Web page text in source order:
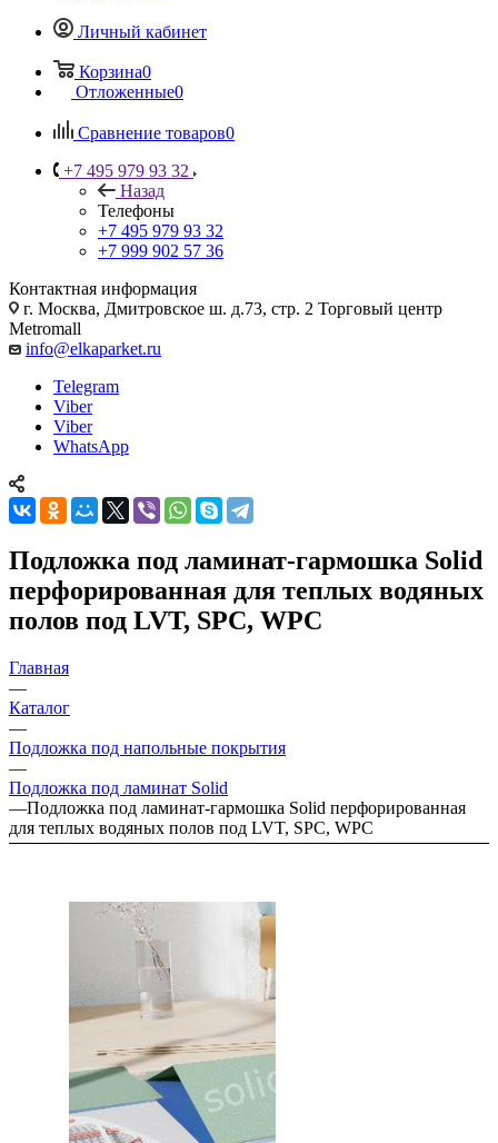
Личный кабинет
Корзина0
Отложенные0
Сравнение товаров0
+7 495 979 93 32
Назад
Телефоны
+7 495 979 93 32
+7 999 902 57 36
Контактная информация
г. Москва, Дмитровское ш. д.73, стр. 2 Торговый центр
Metromall
info@elkaparket.ru
Telegram
Viber
Viber
WhatsApp
Подложка под ламинат-гармошка Solid
перфорированная для теплых водяных
полов под LVT, SPC, WPC
Главная
—
Каталог
—
Подложка под напольные покрытия
—
Подложка под ламинат Solid
—Подложка под ламинат-гармошка Solid перфорированная
для теплых водяных полов под LVT, SPC, WPC